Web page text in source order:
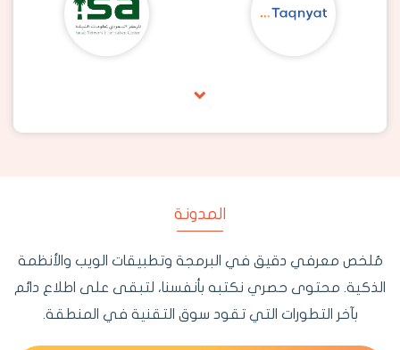
المدونة
مُلخص معرفي دقيق في البرمجة وتطبيقات الويب والأنظمة
الذكية. محتوى حصري نكتبه بأنفسنا، لتبقى على اطلاع دائم
بآخر التطورات التي تقود سوق التقنية في المنطقة.